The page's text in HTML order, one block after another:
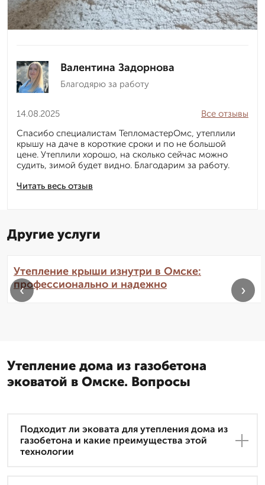
Валентина Задорнова
Благодярю за работу
14.08.2025
Читать весь отзыв
Все отзывы
Спасибо специалистам ТепломастерОмс, утеплили
крышу на даче в короткие сроки и по не большой
цене. Утеплили хорошо, на сколько сейчас можно
судить, зимой будет видно. Благодарим за работу.
Другие услуги
Утепление крыши изнутри в Омске:
профессионально и надежно
‹ ›
Утепление дома из газобетона
эковатой в Омске. Вопросы
Подходит ли эковата для утепления дома из
газобетона и какие преимущества этой
технологии